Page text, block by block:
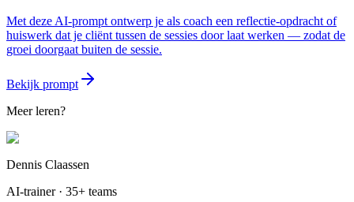
Met deze AI-prompt ontwerp je als coach een reflectie-opdracht of
huiswerk dat je cliënt tussen de sessies door laat werken — zodat de
groei doorgaat buiten de sessie.
Bekijk prompt
Meer leren?
Dennis Claassen
AI-trainer · 35+ teams